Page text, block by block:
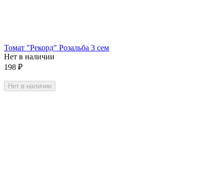
Томат "Рекорд" Розальба 3 сем
Нет в наличии
198 ₽
Нет в наличии